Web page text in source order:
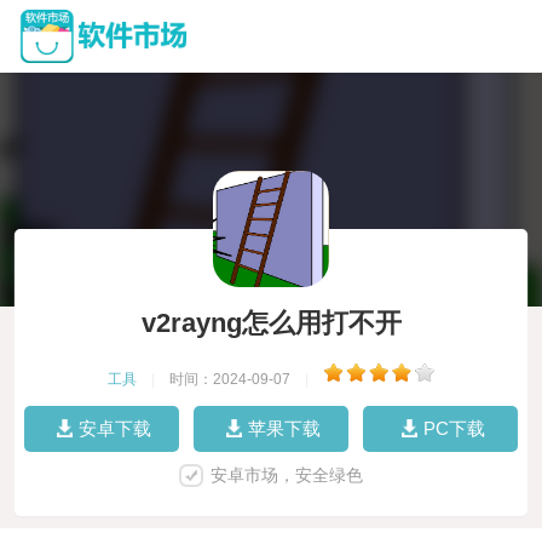
v2rayng怎么用打不开
工具 时间：2024-09-07
安卓下载 苹果下载 PC下载
安卓市场，安全绿色